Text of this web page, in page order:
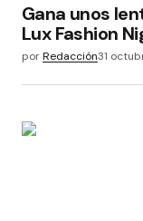
Gana unos
Lux Fashion
porRedacción31